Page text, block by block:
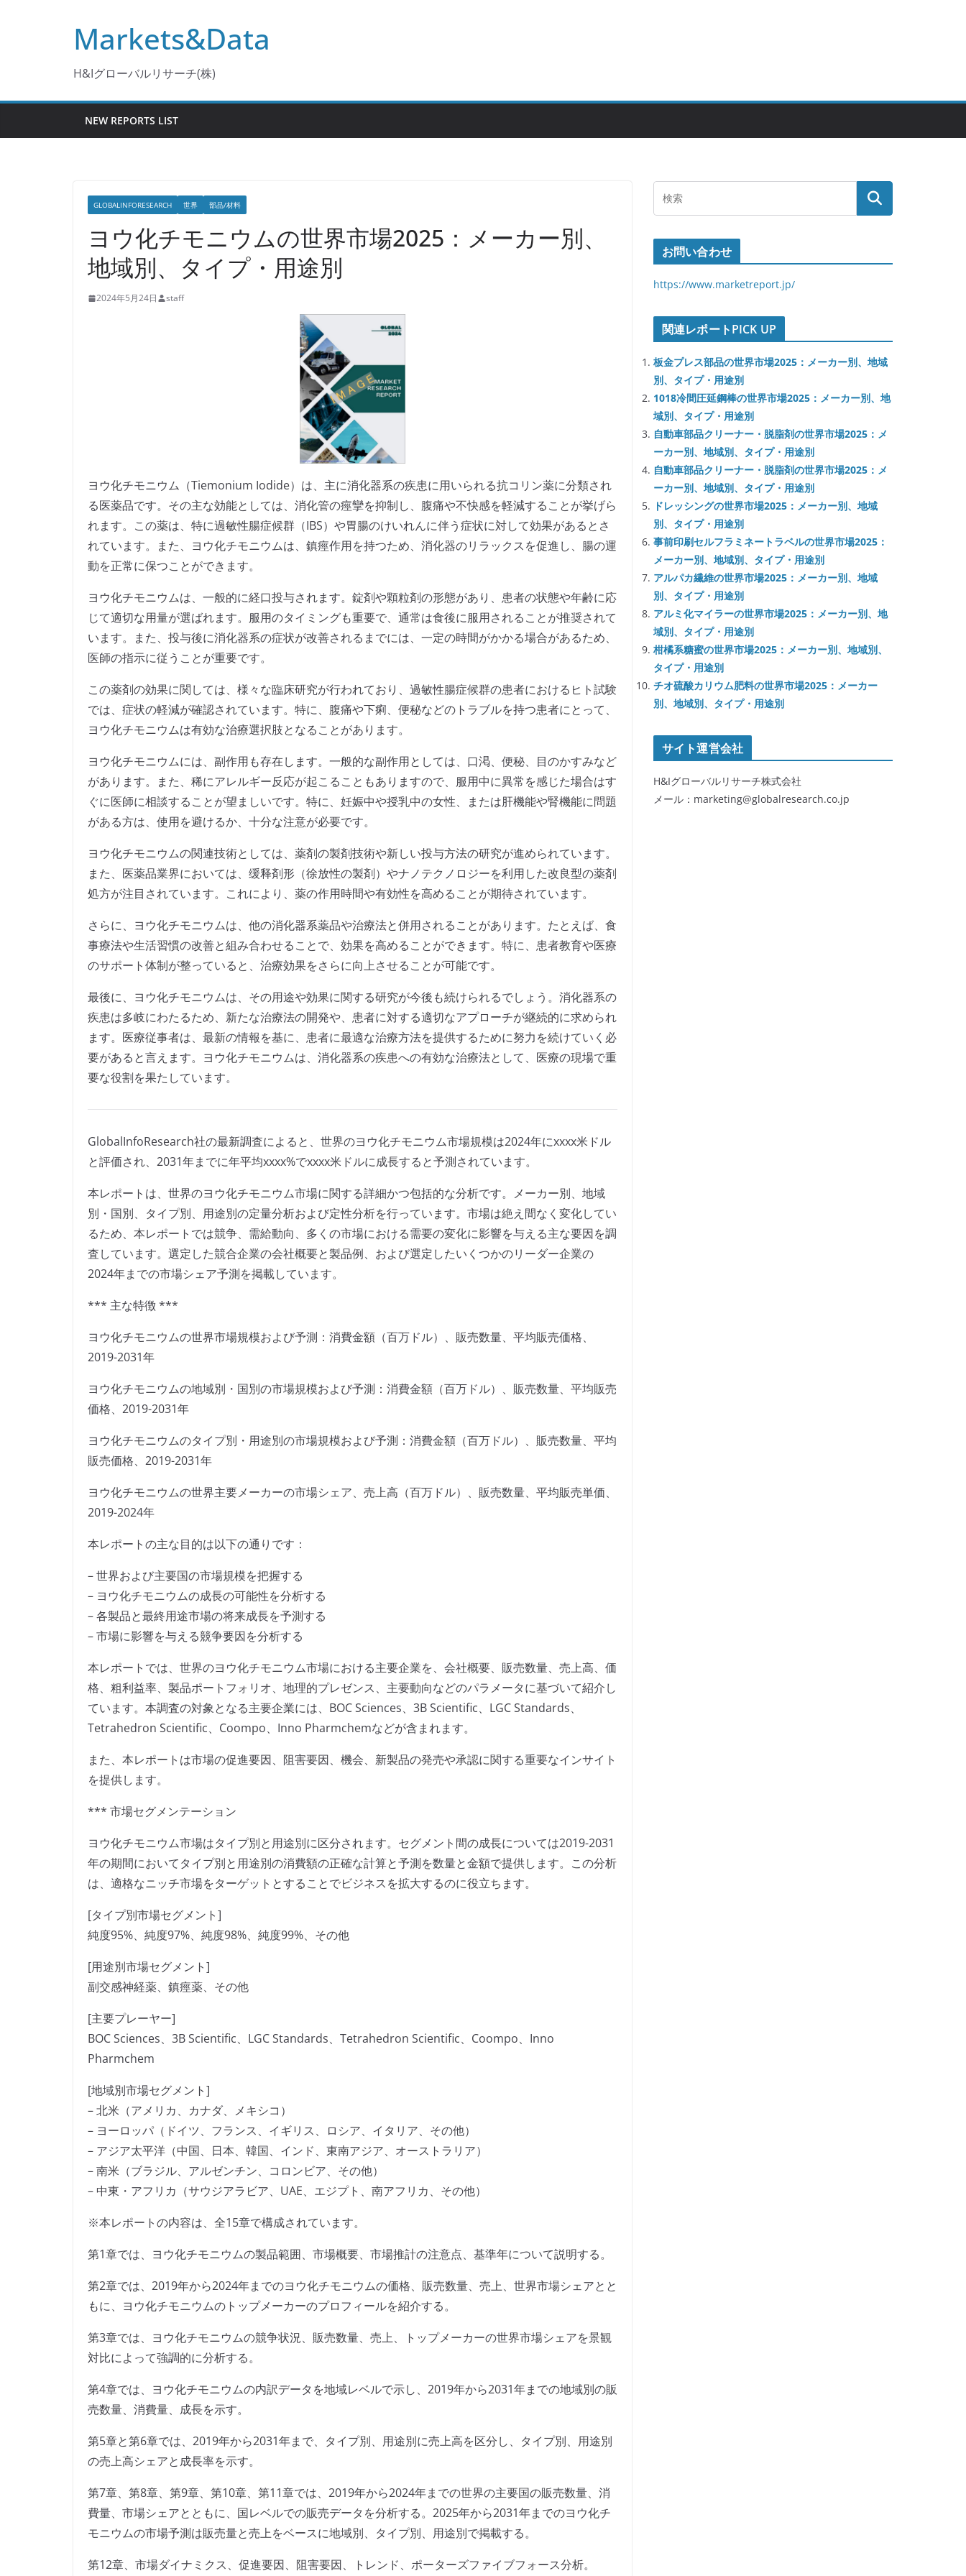
Markets&Data
H&Iグローバルリサーチ(株)
NEW REPORTS LIST
GLOBALINFORESEARCH 世界 部品/材料
ヨウ化チモニウムの世界市場2025：メーカー別、
地域別、タイプ・用途別
2024年5月24日 staff
ヨウ化チモニウム（Tiemonium Iodide）は、主に消化器系の疾患に用いられる抗コリン薬に分類され
る医薬品です。その主な効能としては、消化管の痙攣を抑制し、腹痛や不快感を軽減することが挙げら
れます。この薬は、特に過敏性腸症候群（IBS）や胃腸のけいれんに伴う症状に対して効果があるとさ
れています。また、ヨウ化チモニウムは、鎮痙作用を持つため、消化器のリラックスを促進し、腸の運
動を正常に保つことができます。
ヨウ化チモニウムは、一般的に経口投与されます。錠剤や顆粒剤の形態があり、患者の状態や年齢に応
じて適切な用量が選ばれます。服用のタイミングも重要で、通常は食後に服用されることが推奨されて
います。また、投与後に消化器系の症状が改善されるまでには、一定の時間がかかる場合があるため、
医師の指示に従うことが重要です。
この薬剤の効果に関しては、様々な臨床研究が行われており、過敏性腸症候群の患者におけるヒト試験
では、症状の軽減が確認されています。特に、腹痛や下痢、便秘などのトラブルを持つ患者にとって、
ヨウ化チモニウムは有効な治療選択肢となることがあります。
ヨウ化チモニウムには、副作用も存在します。一般的な副作用としては、口渇、便秘、目のかすみなど
があります。また、稀にアレルギー反応が起こることもありますので、服用中に異常を感じた場合はす
ぐに医師に相談することが望ましいです。特に、妊娠中や授乳中の女性、または肝機能や腎機能に問題
がある方は、使用を避けるか、十分な注意が必要です。
ヨウ化チモニウムの関連技術としては、薬剤の製剤技術や新しい投与方法の研究が進められています。
また、医薬品業界においては、缓释剤形（徐放性の製剤）やナノテクノロジーを利用した改良型の薬剤
処方が注目されています。これにより、薬の作用時間や有効性を高めることが期待されています。
さらに、ヨウ化チモニウムは、他の消化器系薬品や治療法と併用されることがあります。たとえば、食
事療法や生活習慣の改善と組み合わせることで、効果を高めることができます。特に、患者教育や医療
のサポート体制が整っていると、治療効果をさらに向上させることが可能です。
最後に、ヨウ化チモニウムは、その用途や効果に関する研究が今後も続けられるでしょう。消化器系の
疾患は多岐にわたるため、新たな治療法の開発や、患者に対する適切なアプローチが継続的に求められ
ます。医療従事者は、最新の情報を基に、患者に最適な治療方法を提供するために努力を続けていく必
要があると言えます。ヨウ化チモニウムは、消化器系の疾患への有効な治療法として、医療の現場で重
要な役割を果たしています。
GlobalInfoResearch社の最新調査によると、世界のヨウ化チモニウム市場規模は2024年にxxxx米ドル
と評価され、2031年までに年平均xxxx%でxxxx米ドルに成長すると予測されています。
本レポートは、世界のヨウ化チモニウム市場に関する詳細かつ包括的な分析です。メーカー別、地域
別・国別、タイプ別、用途別の定量分析および定性分析を行っています。市場は絶え間なく変化してい
るため、本レポートでは競争、需給動向、多くの市場における需要の変化に影響を与える主な要因を調
査しています。選定した競合企業の会社概要と製品例、および選定したいくつかのリーダー企業の
2024年までの市場シェア予測を掲載しています。
*** 主な特徴 ***
ヨウ化チモニウムの世界市場規模および予測：消費金額（百万ドル）、販売数量、平均販売価格、
2019-2031年
ヨウ化チモニウムの地域別・国別の市場規模および予測：消費金額（百万ドル）、販売数量、平均販売
価格、2019-2031年
ヨウ化チモニウムのタイプ別・用途別の市場規模および予測：消費金額（百万ドル）、販売数量、平均
販売価格、2019-2031年
ヨウ化チモニウムの世界主要メーカーの市場シェア、売上高（百万ドル）、販売数量、平均販売単価、
2019-2024年
本レポートの主な目的は以下の通りです：
– 世界および主要国の市場規模を把握する
– ヨウ化チモニウムの成長の可能性を分析する
– 各製品と最終用途市場の将来成長を予測する
– 市場に影響を与える競争要因を分析する
本レポートでは、世界のヨウ化チモニウム市場における主要企業を、会社概要、販売数量、売上高、価
格、粗利益率、製品ポートフォリオ、地理的プレゼンス、主要動向などのパラメータに基づいて紹介し
ています。本調査の対象となる主要企業には、BOC Sciences、3B Scientific、LGC Standards、
Tetrahedron Scientific、Coompo、Inno Pharmchemなどが含まれます。
また、本レポートは市場の促進要因、阻害要因、機会、新製品の発売や承認に関する重要なインサイト
を提供します。
*** 市場セグメンテーション
ヨウ化チモニウム市場はタイプ別と用途別に区分されます。セグメント間の成長については2019-2031
年の期間においてタイプ別と用途別の消費額の正確な計算と予測を数量と金額で提供します。この分析
は、適格なニッチ市場をターゲットとすることでビジネスを拡大するのに役立ちます。
[タイプ別市場セグメント]
純度95%、純度97%、純度98%、純度99%、その他
[用途別市場セグメント]
副交感神経薬、鎮痙薬、その他
[主要プレーヤー]
BOC Sciences、3B Scientific、LGC Standards、Tetrahedron Scientific、Coompo、Inno
Pharmchem
[地域別市場セグメント]
– 北米（アメリカ、カナダ、メキシコ）
– ヨーロッパ（ドイツ、フランス、イギリス、ロシア、イタリア、その他）
– アジア太平洋（中国、日本、韓国、インド、東南アジア、オーストラリア）
– 南米（ブラジル、アルゼンチン、コロンビア、その他）
– 中東・アフリカ（サウジアラビア、UAE、エジプト、南アフリカ、その他）
※本レポートの内容は、全15章で構成されています。
第1章では、ヨウ化チモニウムの製品範囲、市場概要、市場推計の注意点、基準年について説明する。
第2章では、2019年から2024年までのヨウ化チモニウムの価格、販売数量、売上、世界市場シェアとと
もに、ヨウ化チモニウムのトップメーカーのプロフィールを紹介する。
第3章では、ヨウ化チモニウムの競争状況、販売数量、売上、トップメーカーの世界市場シェアを景観
対比によって強調的に分析する。
第4章では、ヨウ化チモニウムの内訳データを地域レベルで示し、2019年から2031年までの地域別の販
売数量、消費量、成長を示す。
第5章と第6章では、2019年から2031年まで、タイプ別、用途別に売上高を区分し、タイプ別、用途別
の売上高シェアと成長率を示す。
第7章、第8章、第9章、第10章、第11章では、2019年から2024年までの世界の主要国の販売数量、消
費量、市場シェアとともに、国レベルでの販売データを分析する。2025年から2031年までのヨウ化チ
モニウムの市場予測は販売量と売上をベースに地域別、タイプ別、用途別で掲載する。
第12章、市場ダイナミクス、促進要因、阻害要因、トレンド、ポーターズファイブフォース分析。
お問い合わせ
https://www.marketreport.jp/
関連レポートPICK UP
板金プレス部品の世界市場2025：メーカー別、地域
別、タイプ・用途別
1018冷間圧延鋼棒の世界市場2025：メーカー別、地
域別、タイプ・用途別
自動車部品クリーナー・脱脂剤の世界市場2025：メ
ーカー別、地域別、タイプ・用途別
自動車部品クリーナー・脱脂剤の世界市場2025：メ
ーカー別、地域別、タイプ・用途別
ドレッシングの世界市場2025：メーカー別、地域
別、タイプ・用途別
事前印刷セルフラミネートラベルの世界市場2025：
メーカー別、地域別、タイプ・用途別
アルパカ繊維の世界市場2025：メーカー別、地域
別、タイプ・用途別
アルミ化マイラーの世界市場2025：メーカー別、地
域別、タイプ・用途別
柑橘系糖蜜の世界市場2025：メーカー別、地域別、
タイプ・用途別
チオ硫酸カリウム肥料の世界市場2025：メーカー
別、地域別、タイプ・用途別
サイト運営会社
H&Iグローバルリサーチ株式会社
メール：marketing@globalresearch.co.jp